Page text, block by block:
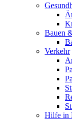
Bauen
Verkehr
Hilfe in